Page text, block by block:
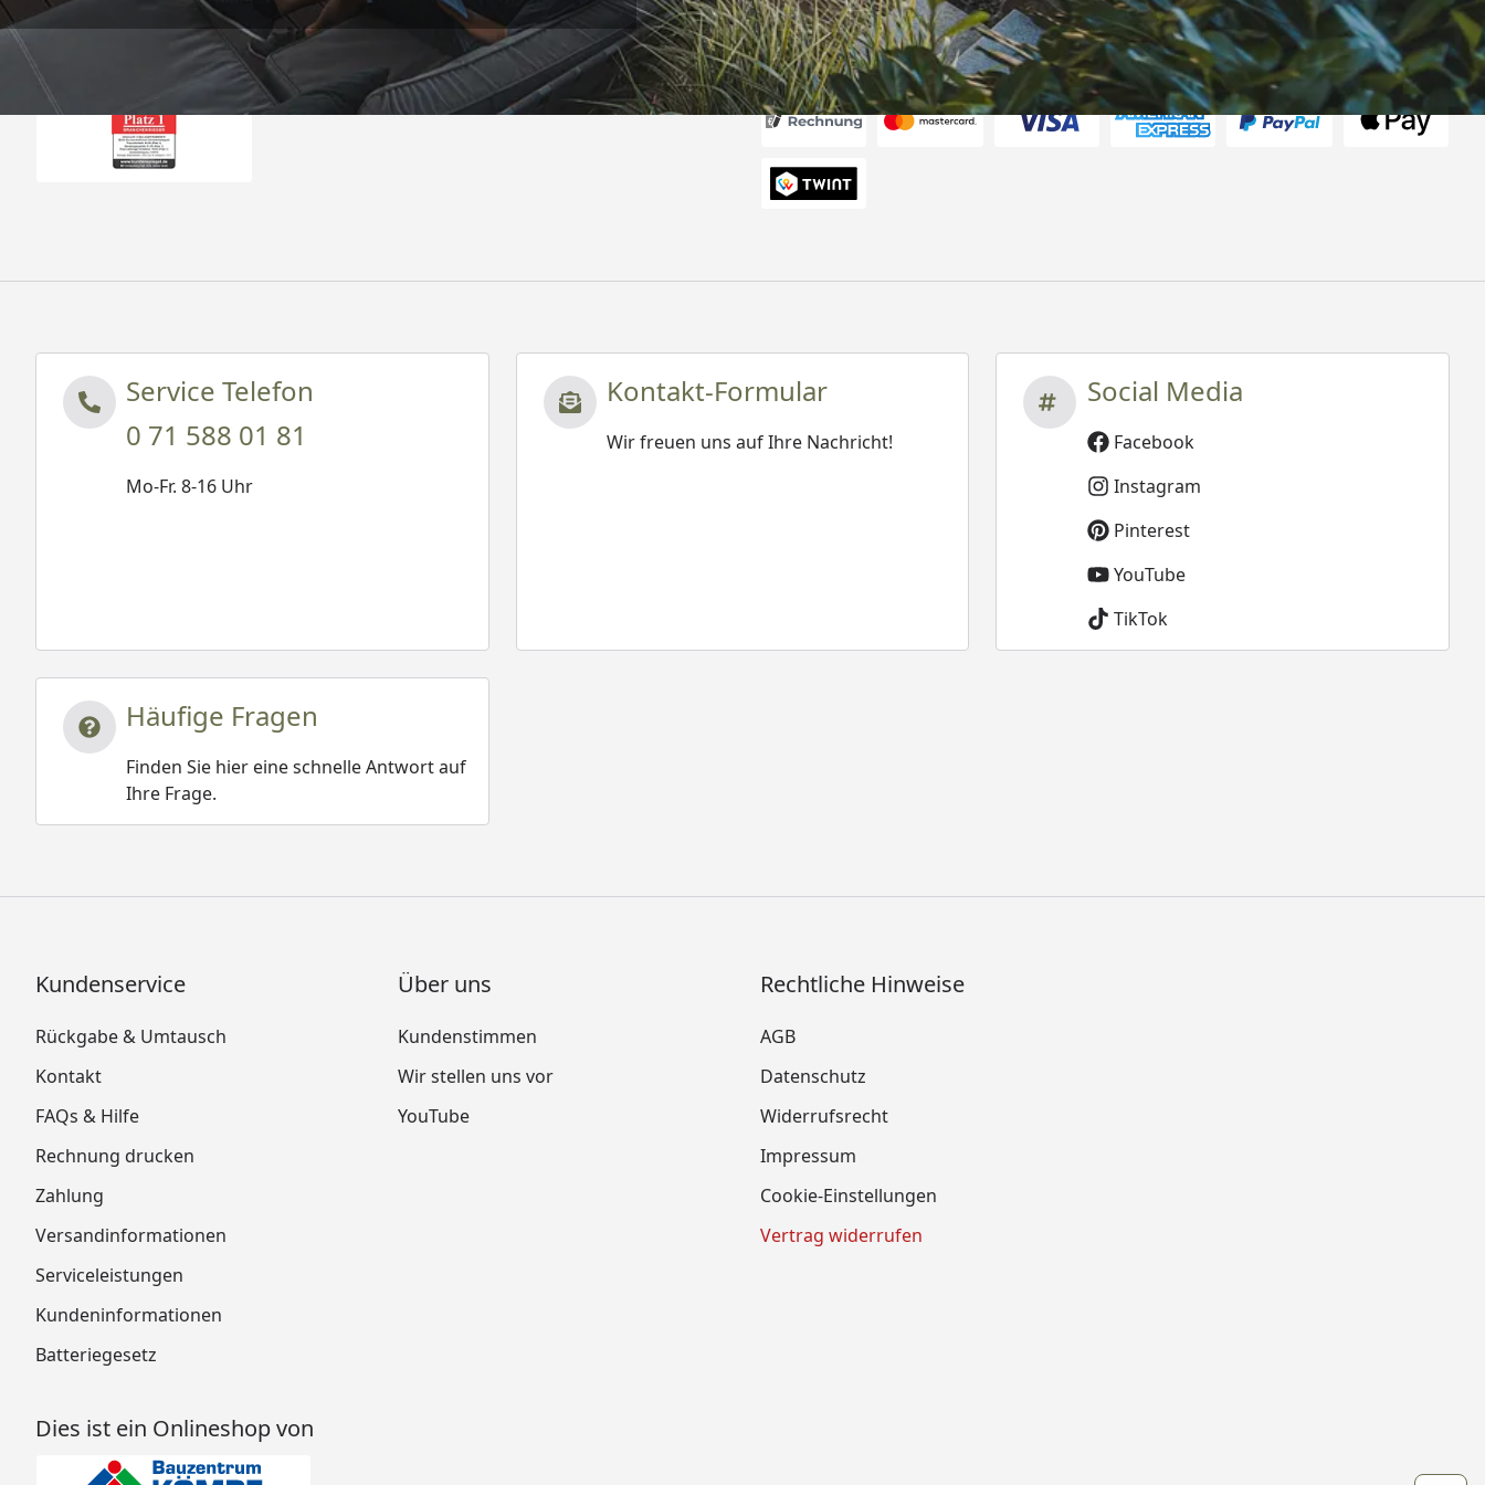
Auszeichnungen Akzeptierte Zahlungsarten
Service Telefon
0 71 588 01 81
Mo-Fr. 8-16 Uhr
Kontakt-Formular
Wir freuen uns auf Ihre Nachricht!
Social Media
Facebook
Instagram
Pinterest
YouTube
TikTok
Häufige Fragen
Finden Sie hier eine schnelle Antwort auf
Ihre Frage.
Kundenservice
Rückgabe & Umtausch
Kontakt
FAQs & Hilfe
Rechnung drucken
Zahlung
Versandinformationen
Serviceleistungen
Kundeninformationen
Batteriegesetz
Über uns
Kundenstimmen
Wir stellen uns vor
YouTube
Rechtliche Hinweise
AGB
Datenschutz
Widerrufsrecht
Impressum
Cookie-Einstellungen
Vertrag widerrufen
Dies ist ein Onlineshop von